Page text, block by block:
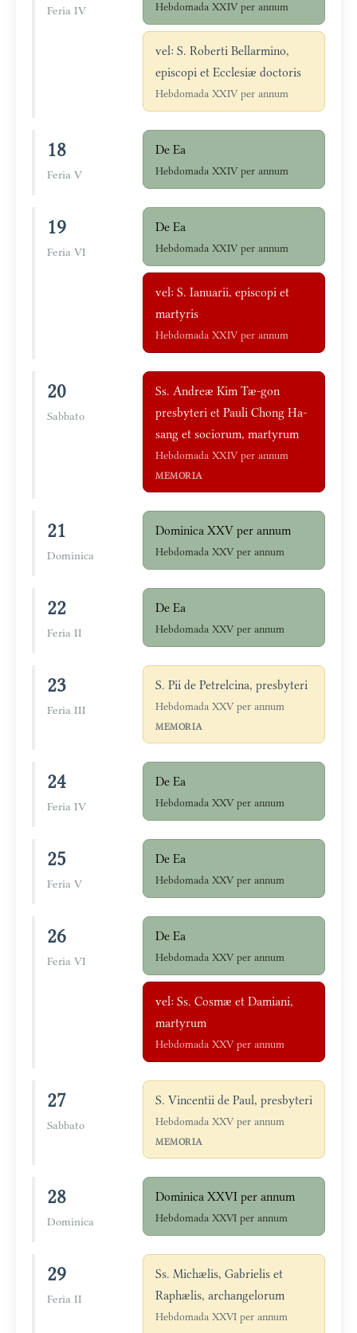
Feria IV Hebdomada XXIV per annum
vel: S. Roberti Bellarmino,
episcopi et Ecclesiæ doctoris
Hebdomada XXIV per annum
18
Feria V
De Ea
Hebdomada XXIV per annum
19
Feria VI
De Ea
Hebdomada XXIV per annum
vel: S. Ianuarii, episcopi et
martyris
Hebdomada XXIV per annum
20
Sabbato
Ss. Andreæ Kim Tæ-gon
presbyteri et Pauli Chong Ha-
sang et sociorum, martyrum
Hebdomada XXIV per annum
MEMORIA
21
Dominica
Dominica XXV per annum
Hebdomada XXV per annum
22
Feria II
De Ea
Hebdomada XXV per annum
23
Feria III
S. Pii de Petrelcina, presbyteri
Hebdomada XXV per annum
MEMORIA
24
Feria IV
De Ea
Hebdomada XXV per annum
25
Feria V
De Ea
Hebdomada XXV per annum
26
Feria VI
De Ea
Hebdomada XXV per annum
vel: Ss. Cosmæ et Damiani,
martyrum
Hebdomada XXV per annum
27
Sabbato
S. Vincentii de Paul, presbyteri
Hebdomada XXV per annum
MEMORIA
28
Dominica
Dominica XXVI per annum
Hebdomada XXVI per annum
29
Feria II
Ss. Michælis, Gabrielis et
Raphælis, archangelorum
Hebdomada XXVI per annum